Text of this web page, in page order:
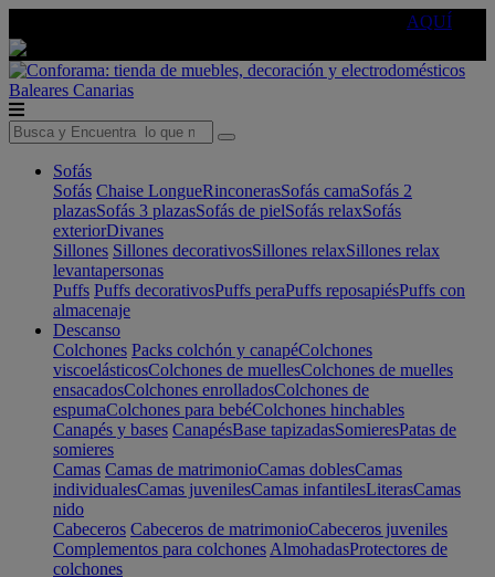
AQUÍ
Baleares Canarias
Sofás
Sofás Chaise LongueRinconerasSofás camaSofás 2
plazasSofás 3 plazasSofás de pielSofás relaxSofás
exteriorDivanes
Sillones Sillones decorativosSillones relaxSillones relax
levantapersonas
Puffs Puffs decorativosPuffs peraPuffs reposapiésPuffs con
almacenaje
Descanso
Colchones Packs colchón y canapéColchones
viscoelásticosColchones de muellesColchones de muelles
ensacadosColchones enrolladosColchones de
espumaColchones para bebéColchones hinchables
Canapés y bases CanapésBase tapizadasSomieresPatas de
somieres
Camas Camas de matrimonioCamas doblesCamas
individualesCamas juvenilesCamas infantilesLiterasCamas
nido
Cabeceros Cabeceros de matrimonioCabeceros juveniles
Complementos para colchones AlmohadasProtectores de
colchones